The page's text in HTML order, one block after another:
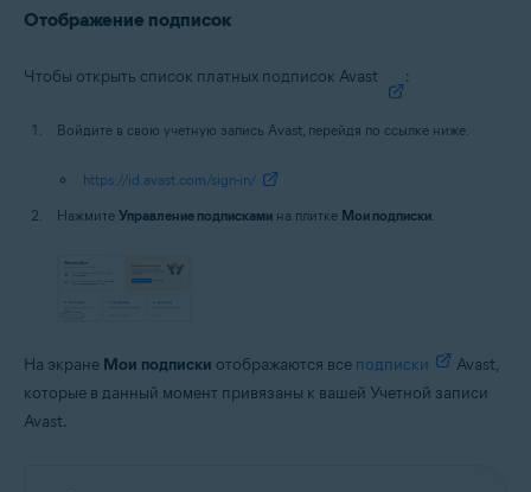
Отображение подписок
Чтобы открыть список платных подписок Avast :
Войдите в свою учетную запись Avast, перейдя по ссылке ниже.
https://id.avast.com/sign-in/
Нажмите Управление подписками на плитке Мои подписки.
На экране Мои подписки отображаются все подписки
Avast,
которые в данный момент привязаны к вашей Учетной записи
Avast.